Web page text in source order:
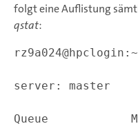
folgt eine Auflistung
qstat:
server: master
Queue